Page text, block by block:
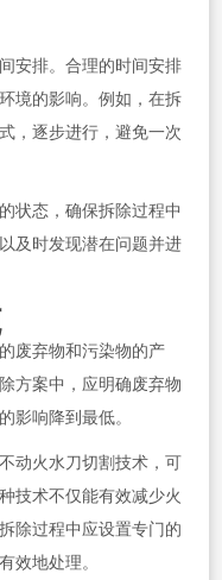
安排。合理的时间安排
境的影响。例如，在拆
，逐步进行，避免一次
状态，确保拆除过程中
及时发现潜在问题并进
废弃物和污染物的产
方案中，应明确废弃物
影响降到最低。
动火水刀切割技术，可
技术不仅能有效减少火
除过程中应设置专门的
效地处理。